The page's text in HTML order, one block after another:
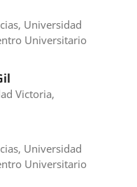
Universidad
Universitario
Victoria,
Universidad
Universitario